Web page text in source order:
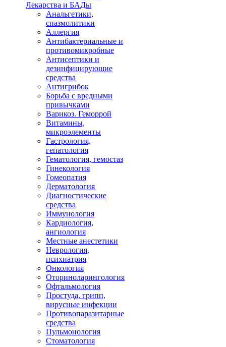
Лекарства и БАДы
Анальгетики,
спазмолитики
Аллергия
Антибактериальные и
противомикробные
Антисептики и
дезинфицирующие
средства
Антигрибок
Борьба с вредными
привычками
Варикоз. Геморрой
Витамины,
микроэлементы
Гастрология,
гепатология
Гематология, гемостаз
Гинекология
Гомеопатия
Дерматология
Диагностические
средства
Иммунология
Кардиология,
ангиология
Местные анестетики
Неврология,
психиатрия
Онкология
Оториноларингология
Офтальмология
Простуда, грипп,
вирусные инфекции
Противопаразитарные
средства
Пульмонология
Стоматология